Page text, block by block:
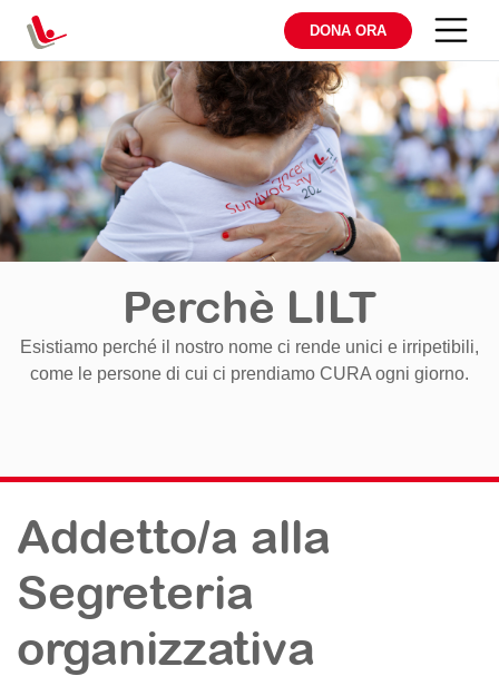
DONA ORA
Perchè LILT
Esistiamo perché il nostro nome ci rende unici e irripetibili,
come le persone di cui ci prendiamo CURA ogni giorno.
Addetto/a alla
Segreteria
organizzativa